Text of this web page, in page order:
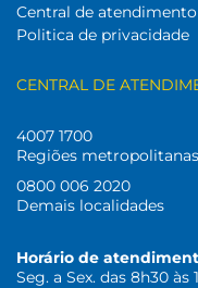
Central de atendimento
Politica de privacidade
CENTRAL DE
4007 1700
Regiões metropolitanas
0800 006 2020
Demais localidades
Horário de
Seg. a Sex. das 8h30 às